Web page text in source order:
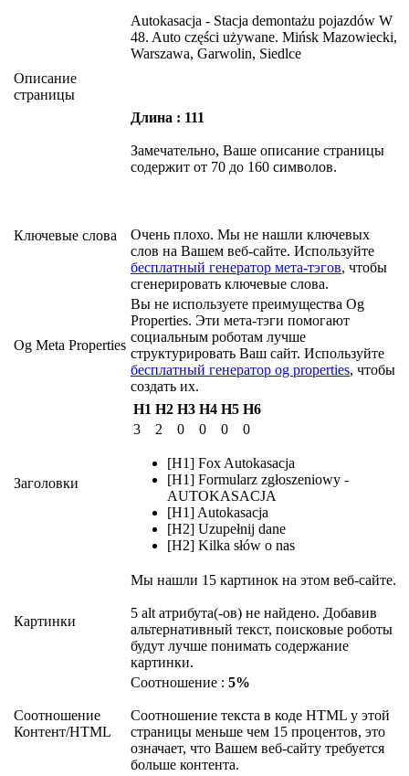
Описание
страницы
Autokasacja - Stacja demontażu pojazdów W
48. Auto części używane. Mińsk Mazowiecki,
Warszawa, Garwolin, Siedlce
Длина : 111
Замечательно, Ваше описание страницы
содержит от 70 до 160 символов.
Ключевые слова
Очень плохо. Мы не нашли ключевых
слов на Вашем веб-сайте. Используйте
бесплатный генератор мета-тэгов, чтобы
сгенерировать ключевые слова.
Og Meta Properties
Вы не используете преимущества Og
Properties. Эти мета-тэги помогают
социальным роботам лучше
структурировать Ваш сайт. Используйте
бесплатный генератор og properties, чтобы
создать их.
Заголовки
H1 H2 H3 H4 H5 H6
3
2 0 0 0 0
[H1] Fox Autokasacja
[H1] Formularz zgłoszeniowy -
AUTOKASACJA
[H1] Autokasacja
[H2] Uzupełnij dane
[H2] Kilka słów o nas
Картинки
Мы нашли 15 картинок на этом веб-сайте.
5 alt атрибута(-ов) не найдено. Добавив
альтернативный текст, поисковые роботы
будут лучше понимать содержание
картинки.
Соотношение
Контент/HTML
Соотношение : 5%
Соотношение текста в коде HTML у этой
страницы меньше чем 15 процентов, это
означает, что Вашем веб-сайту требуется
больше контента.